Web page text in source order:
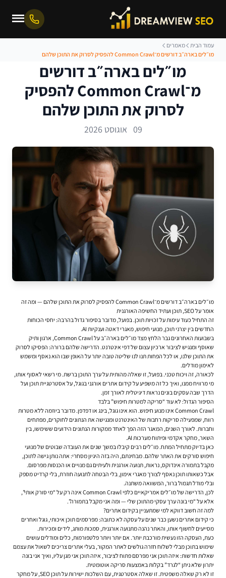
עמוד הבית
מאמרים
מו״לים בארה״ב דורשים מ־Common Crawl להפסיק לסרוק את התוכן שלהם
מו״לים בארה״ב דורשים
מ־Common Crawl להפסיק
לסרוק את התוכן שלהם
09 אוגוסט 2026
מו״לים בארה״ב דורשים מ־Common Crawl להפסיק לסרוק את התוכן שלהם — ומה זה
אומר על SEO, תוכן ועתיד החשיפה האורגנית
זה התחיל כעוד עימות על זכויות תוכן. בפועל, מדובר בסיפור גדול בהרבה: יחסי הכוחות
החדשים בין יצרני תוכן, מנועי חיפוש, מאגרי דאטה וענקיות AI.
בשבועות האחרונים גבר הלחץ מצד מו״לים בארה״ב על Common Crawl, ארגון ותיק
שאוסף ומנגיש לציבור ארכיון עצום של דפי אינטרנט. הדרישה שלהם ברורה: הפסיקו לסרוק
את התוכן שלנו, או לכל הפחות תנו לנו שליטה טובה יותר על האופן שבו הוא נאסף ומשמש
לאימון מודלים.
לכאורה, זה ויכוח טכני. בפועל, זו שאלה מהותית על ערך התוכן ברשת. מי רשאי לאסוף אותו,
מי מרוויח ממנו, ואיך כל זה משפיע על קידום אתרים אורגני בגוגל, על אסטרטגיית תוכן ועל
הדרך שבה עסקים בונים נראות דיגיטלית לאורך זמן.
הסיפור הגדול: לא עוד “סריקה למטרות חיפוש” בלבד
Common Crawl אינו מנוע חיפוש. הוא אינו גוגל, בינג או דפדפן. מדובר ביוזמה ללא מטרות
רווח, שמפעילה סריקות רחבות של האינטרנט ומנגישה את הנתונים לחוקרים, מפתחים
וחברות. לאורך השנים, המאגר הזה הפך לאחד ממקורות הנתונים הידועים ששימשו, בין
השאר, מחקר אקדמי ופיתוח מערכות AI.
כאן בדיוק מתחיל המתח. מו״לים רבים קיבלו במשך שנים את העובדה שבוטים של מנועי
חיפוש סורקים את האתר שלהם. מבחינתם, היה בזה היגיון מסחרי: אתה נותן גישה לתוכן,
מקבל בתמורה אינדוקס, נראות, תנועה אורגנית ולעיתים גם מנויים או הכנסות מפרסום.
אבל כשאותו תוכן נאסף לצורך מאגרי אימון, בלי הבטחה לתנועה חוזרת, בלי קרדיט מספק
ובלי מודל תגמול ברור, המשוואה משתנה.
לכן, הדרישה של מו״לים אמריקאיים כלפי Common Crawl אינה רק על “מי סורק אותי”,
אלא על “מי בונה ערך עסקי מהתוכן שלי — ומה אני מקבל בתמורה”.
למה זה חשוב דווקא למי שמתעניין בקידום אתרים?
כי קידום אתריםנשען כבר שנים על עסקה לא כתובה: מפרסמים תוכן איכותי, גוגל ואחרים
מסייעים לחשוף אותו, והאתר נהנה מתנועה אורגנית, סמכות מותג, לידים ומכירות.
כעת, העסקה הזו נעשית מורכבת יותר. אם יותר ויותר פלטפורמות, כלים ומודלים עושים
שימוש בתוכן מבלי לשלוח חזרה גולשים לאתר המקור, בעלי אתרים צריכים לשאול את עצמם
שאלות חדשות: איזה תוכן אני מפרסם פתוח לציבור, איזה תוכן אני מגן עליו, ואיך אני בונה
יתרון שלא ניתן “לגרד” בקלות באמצעות סריקה אוטומטית.
זו לא רק שאלה משפטית. זו שאלה אסטרטגית, עם השלכות ישירות על תוכן SEO, על מחקר